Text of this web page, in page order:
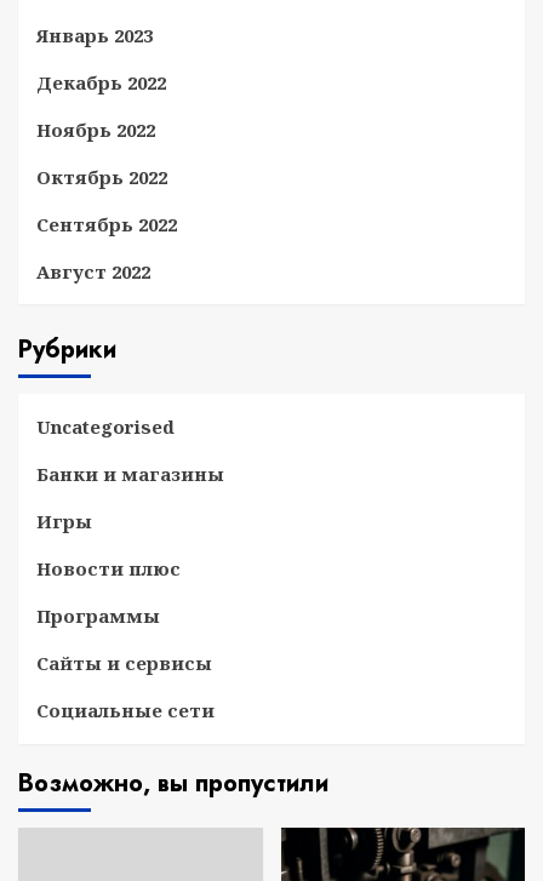
Январь 2023
Декабрь 2022
Ноябрь 2022
Октябрь 2022
Сентябрь 2022
Август 2022
Рубрики
Uncategorised
Банки и магазины
Игры
Новости плюс
Программы
Сайты и сервисы
Социальные сети
Возможно, вы пропустили